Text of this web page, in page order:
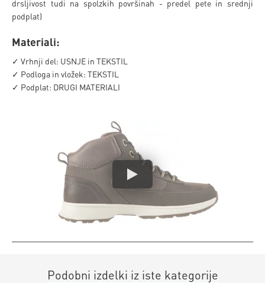
drsljivost tudi na spolzkih površinah - predel pete in srednji
podplat)
Materiali:
✓ Vrhnji del: USNJE in TEKSTIL
✓ Podloga in vložek: TEKSTIL
✓ Podplat: DRUGI MATERIALI
Podobni izdelki iz iste kategorije